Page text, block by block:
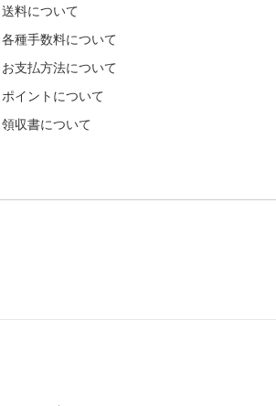
送料について
各種手数料について
お支払方法について
ポイントについて
領収書について